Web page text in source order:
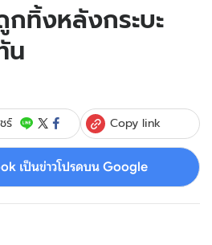
ทิ้งหลังกระบะ
น
ร์ Copy link
เป็นข่าวโปรดบน Google